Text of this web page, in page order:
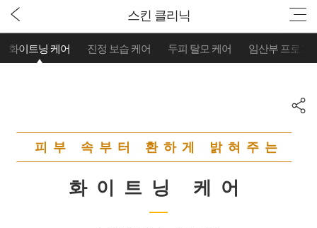
스킨 클리닉
화이트닝 케어 진정 보습 케어 두피 탈모 케어 임산부 프로그
피부 속부터 환하게 밝혀주는
화이트닝 케어